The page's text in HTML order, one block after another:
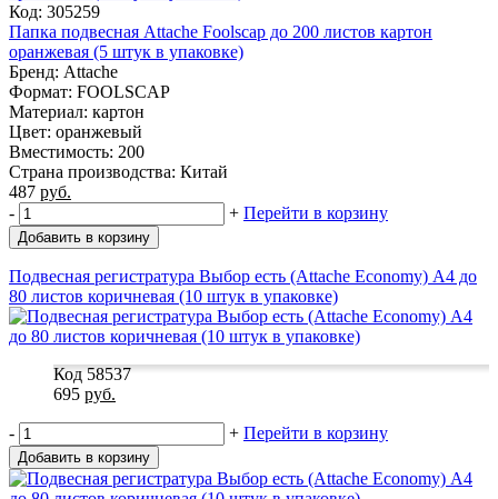
Код: 305259
Папка подвесная Attache Foolscap до 200 листов картон
оранжевая (5 штук в упаковке)
Бренд: Attache
Формат: FOOLSCAP
Материал: картон
Цвет: оранжевый
Вместимость: 200
Страна производства: Китай
487 руб.
-
+ Перейти в корзину
Добавить в корзину
Подвесная регистратура Выбор есть (Attache Economy) А4 до
80 листов коричневая (10 штук в упаковке)
Код 58537
695 руб.
- + Перейти в корзину
Добавить в корзину